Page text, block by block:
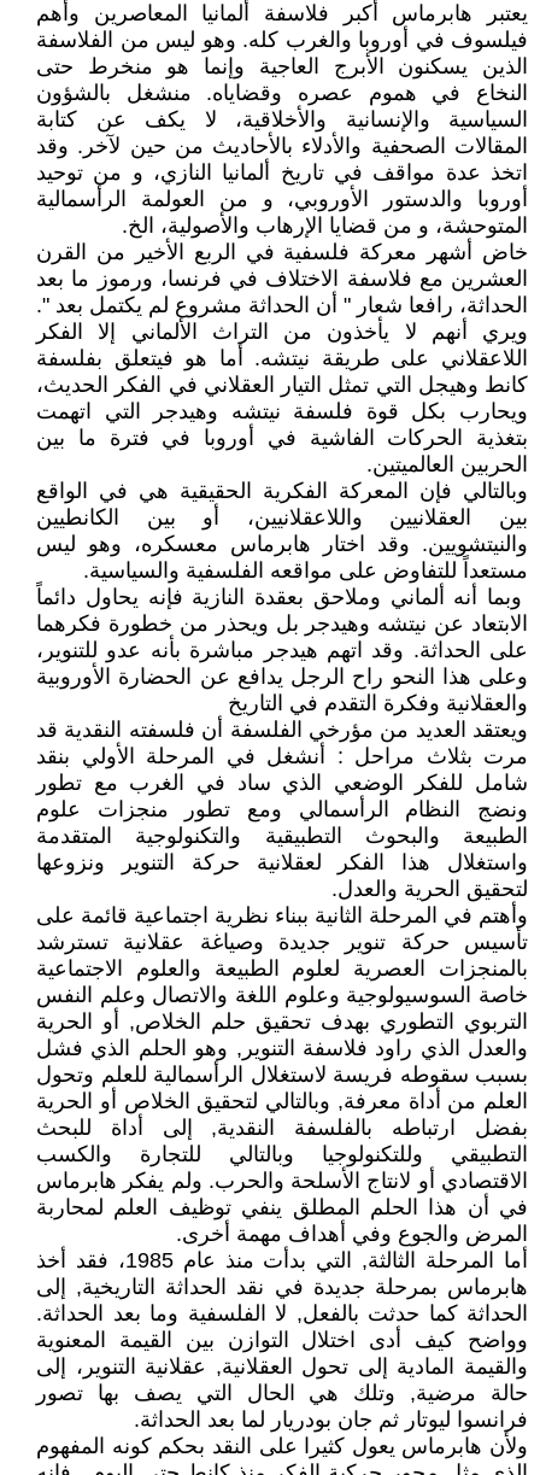
يعتبر هابرماس أكبر فلاسفة ألمانيا المعاصرين وأهم
فيلسوف في أوروبا والغرب كله. وهو ليس من الفلاسفة
الذين يسكنون الأبرج العاجية وإنما هو منخرط حتى
النخاع في هموم عصره وقضاياه. منشغل بالشؤون
السياسية والإنسانية والأخلاقية، لا يكف عن كتابة
المقالات الصحفية والأدلاء بالأحاديث من حين لآخر. وقد
اتخذ عدة مواقف في تاريخ ألمانيا النازي، و من توحيد
أوروبا والدستور الأوروبي، و من العولمة الرأسمالية
المتوحشة، و من قضايا الإرهاب والأصولية، الخ.
خاض أشهر معركة فلسفية في الربع الأخير من القرن
العشرين مع فلاسفة الاختلاف في فرنسا، ورموز ما بعد
الحداثة، رافعا شعار " أن الحداثة مشروع لم يكتمل بعد ".
ويري أنهم لا يأخذون من التراث الألماني إلا الفكر
اللاعقلاني على طريقة نيتشه. أما هو فيتعلق بفلسفة
كانط وهيجل التي تمثل التيار العقلاني في الفكر الحديث،
ويحارب بكل قوة فلسفة نيتشه وهيدجر التي اتهمت
بتغذية الحركات الفاشية في أوروبا في فترة ما بين
الحربين العالميتين.
وبالتالي فإن المعركة الفكرية الحقيقية هي في الواقع
بين العقلانيين واللاعقلانيين، أو بين الكانطيين
والنيتشويين. وقد اختار هابرماس معسكره، وهو ليس
مستعداً للتفاوض على مواقعه الفلسفية والسياسية.
وبما أنه ألماني وملاحق بعقدة النازية فإنه يحاول دائماً
الابتعاد عن نيتشه وهيدجر بل ويحذر من خطورة فكرهما
على الحداثة. وقد اتهم هيدجر مباشرة بأنه عدو للتنوير،
وعلى هذا النحو راح الرجل يدافع عن الحضارة الأوروبية
والعقلانية وفكرة التقدم في التاريخ
ويعتقد العديد من مؤرخي الفلسفة أن فلسفته النقدية قد
مرت بثلاث مراحل : أنشغل في المرحلة الأولي بنقد
شامل للفكر الوضعي الذي ساد في الغرب مع تطور
ونضج النظام الرأسمالي ومع تطور منجزات علوم
الطبيعة والبحوث التطبيقية والتكنولوجية المتقدمة
واستغلال هذا الفكر لعقلانية حركة التنوير ونزوعها
لتحقيق الحرية والعدل.
وأهتم في المرحلة الثانية ببناء نظرية اجتماعية قائمة على
تأسيس حركة تنوير جديدة وصياغة عقلانية تسترشد
بالمنجزات العصرية لعلوم الطبيعة والعلوم الاجتماعية
خاصة السوسيولوجية وعلوم اللغة والاتصال وعلم النفس
التربوي التطوري بهدف تحقيق حلم الخلاص, أو الحرية
والعدل الذي راود فلاسفة التنوير, وهو الحلم الذي فشل
بسبب سقوطه فريسة لاستغلال الرأسمالية للعلم وتحول
العلم من أداة معرفة, وبالتالي لتحقيق الخلاص أو الحرية
بفضل ارتباطه بالفلسفة النقدية, إلى أداة للبحث
التطبيقي وللتكنولوجيا وبالتالي للتجارة والكسب
الاقتصادي أو لانتاج الأسلحة والحرب. ولم يفكر هابرماس
في أن هذا الحلم المطلق ينفي توظيف العلم لمحاربة
المرض والجوع وفي أهداف مهمة أخرى.
أما المرحلة الثالثة, التي بدأت منذ عام 1985، فقد أخذ
هابرماس بمرحلة جديدة في نقد الحداثة التاريخية, إلى
الحداثة كما حدثت بالفعل, لا الفلسفية وما بعد الحداثة.
وواضح كيف أدى اختلال التوازن بين القيمة المعنوية
والقيمة المادية إلى تحول العقلانية, عقلانية التنوير، إلى
حالة مرضية, وتلك هي الحال التي يصف بها تصور
فرانسوا ليوتار ثم جان بودريار لما بعد الحداثة.
ولأن هابرماس يعول كثيرا على النقد بحكم كونه المفهوم